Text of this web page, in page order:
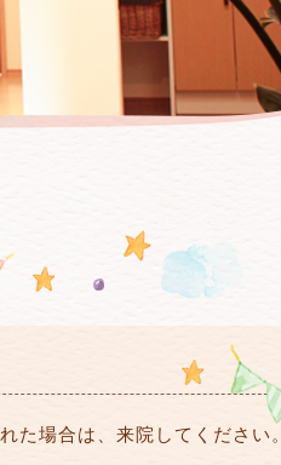
た場合は、来院してください。